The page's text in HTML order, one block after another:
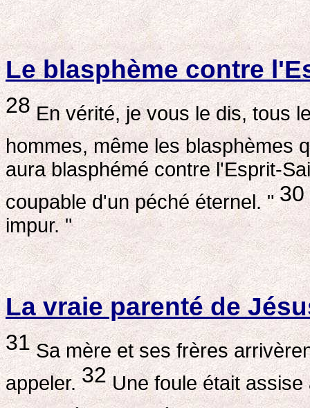
Le blasphème contre
28 En vérité, je vous le dis, tous
hommes, même les blasphèmes
aura blasphémé contre l'Esprit-
coupable d'un péché éternel. "30
impur. "
La vraie parenté de
31Sa mère et ses frères
appeler.32Une foule était assise